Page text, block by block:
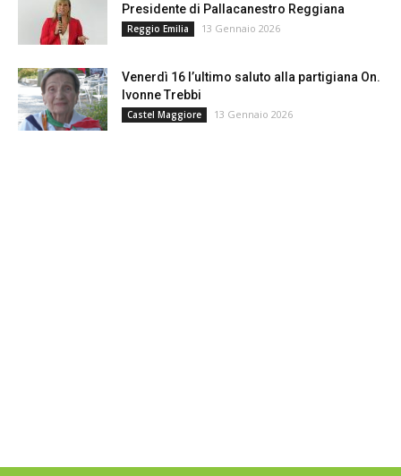
Presidente di Pallacanestro Reggiana
Reggio Emilia 13 Gennaio 2026
Venerdì 16 l’ultimo saluto alla partigiana On.
Ivonne Trebbi
Castel Maggiore 13 Gennaio 2026